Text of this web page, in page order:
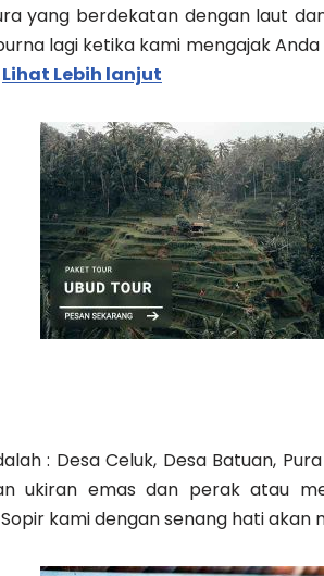
yang berdekatan dengan laut
lagi ketika kami mengajak
Lihat Lebih lanjut
: Desa Celuk, Desa Batuan,
ukiran emas dan perak atau
kami dengan senang hati akan